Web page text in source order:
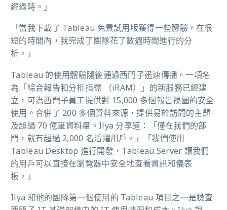
經過時。」
「當我下載了 Tableau 免費試用版獲得一些體驗。在很
短的時間內，我完成了團隊花了數週時間進行的分
析。」
Tableau 的使用體驗隨後通過西門子迅速傳播。一項名
為「綜合報告和分析指標 （iRAM）」的新服務已經建
立，可為西門子員工提供對 15,000 多個報告視圖的安全
使用。合併了 200 多個資料來源，提供易於訪問的主題
及超過 70 億筆資料量。Ilya 分享道：「僅在我們的部
門，就有超過 2,000 名活躍用戶。」「我們使用
Tableau Desktop 進行開發，Tableau Server 讓我們
的用戶可以直接在瀏覽器中安全地查看資訊和儀表
板。」
Ilya 和他的團隊第一個使用的 Tableau 項目之一是檢查